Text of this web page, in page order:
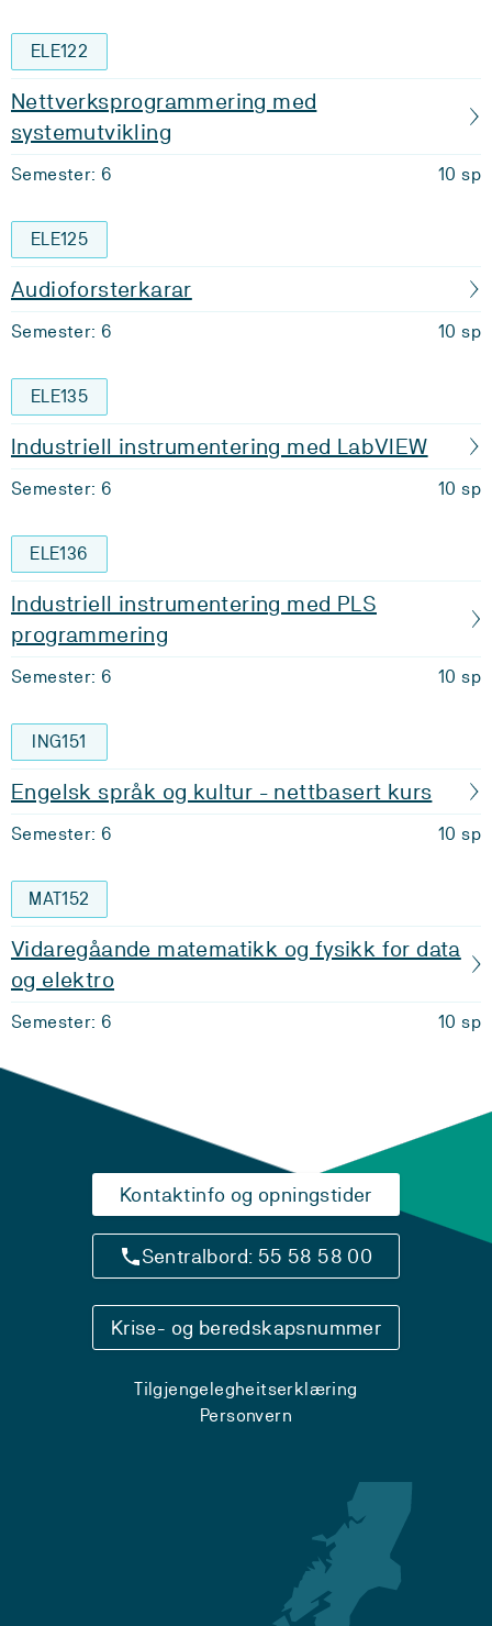
ELE122
Nettverksprogrammering med
systemutvikling
Semester: 6 10 sp
ELE125
Audioforsterkarar
Semester: 6 10 sp
ELE135
Industriell instrumentering med LabVIEW
Semester: 6 10 sp
ELE136
Industriell instrumentering med PLS
programmering
Semester: 6 10 sp
ING151
Engelsk språk og kultur - nettbasert kurs
Semester: 6 10 sp
MAT152
Vidaregåande matematikk og fysikk for data
og elektro
Semester: 6 10 sp
Kontaktinfo og opningstider
Sentralbord: 55 58 58 00
Krise- og beredskapsnummer
Tilgjengelegheitserklæring
Personvern